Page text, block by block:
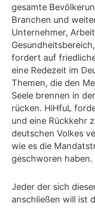
gesamte
Branchen und
Unternehmer,
fordert auf
eine Redezeit im
Themen, die den
Seele brennen in
rücken. HiHfuL
und eine Rückkehr
deutschen Volkes
wie es die
geschworen haben.
Jeder der sich
anschließen will ist